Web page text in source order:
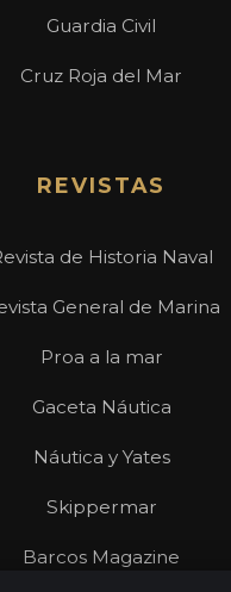
Guardia Civil
Cruz Roja del Mar
REVISTAS
de Historia Naval
General de Marina
Proa a la mar
Gaceta Náutica
Náutica y Yates
Skippermar
Barcos Magazine